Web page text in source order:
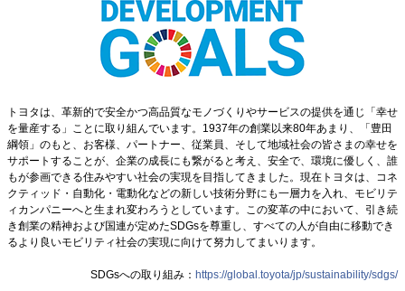
トヨタは、革新的で安全かつ高品質なモノづくりやサービスの提供を通じ「幸せ
を量産する」ことに取り組んでいます。1937年の創業以来80年あまり、「豊田
綱領」のもと、お客様、パートナー、従業員、そして地域社会の皆さまの幸せを
サポートすることが、企業の成長にも繋がると考え、安全で、環境に優しく、誰
もが参画できる住みやすい社会の実現を目指してきました。現在トヨタは、コネ
クティッド・自動化・電動化などの新しい技術分野にも一層力を入れ、モビリテ
ィカンパニーへと生まれ変わろうとしています。この変革の中において、引き続
き創業の精神および国連が定めたSDGsを尊重し、すべての人が自由に移動でき
るより良いモビリティ社会の実現に向けて努力してまいります。
SDGsへの取り組み： https://global.toyota/jp/sustainability/sdgs/